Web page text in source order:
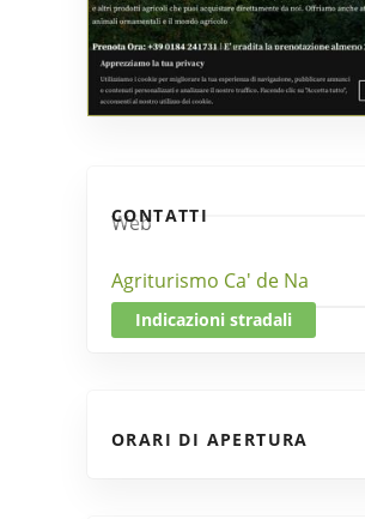
CONTATTI
Web
Agriturismo Ca' de Na
Indicazioni stradali
ORARI DI APERTURA